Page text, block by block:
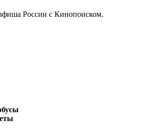
России с Кинопоиском.